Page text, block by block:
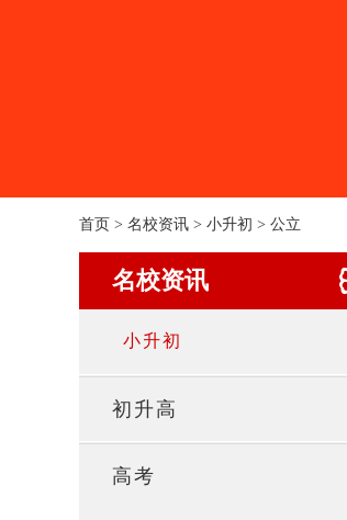
首页 > 名校资讯 > 小升初 > 公立
名校资讯
小升初
初升高
高考